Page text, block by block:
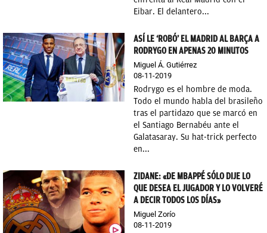
Eibar. El delantero...
ASÍ LE ‘ROBÓ’ EL MADRID AL BARÇA A
RODRYGO EN APENAS 20 MINUTOS
Miguel Á. Gutiérrez
08-11-2019
Rodrygo es el hombre de moda.
Todo el mundo habla del brasileño
tras el partidazo que se marcó en
el Santiago Bernabéu ante el
Galatasaray. Su hat-trick perfecto
en...
ZIDANE: «DE MBAPPÉ SÓLO DIJE LO
QUE DESEA EL JUGADOR Y LO VOLVERÉ
A DECIR TODOS LOS DÍAS»
Miguel Zorío
08-11-2019